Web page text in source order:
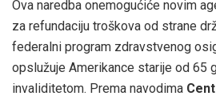
Ova naredba onemogućiće novim
za refundaciju troškova od strane
federalni program zdravstvenog
opslužuje Amerikance starije od 65
invaliditetom. Prema navodima